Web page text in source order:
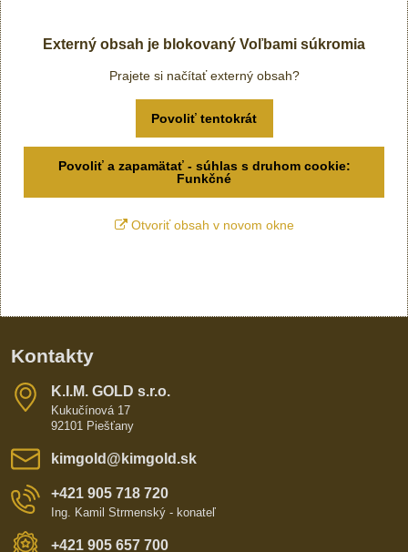
Externý obsah je blokovaný Voľbami súkromia
Prajete si načítať externý obsah?
Povoliť tentokrát
Povoliť a zapamätať - súhlas s druhom cookie:
Funkčné
Otvoriť obsah v novom okne
Kontakty
K​​.I​​.M​​. GOLD s​​.r​​.o​​.
Kukučínová 17
92101 Piešťany
kimgold​@kimgold​.sk
+421 905 718 720
Ing. Kamil Strmenský - konateľ
+421 905 657 700